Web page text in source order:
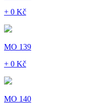
+ 0 Kč
MO 139
+ 0 Kč
MO 140